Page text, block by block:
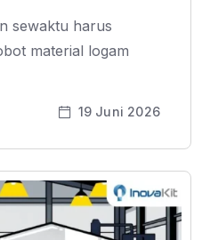
sewaktu harus
material logam
19 Juni 2026